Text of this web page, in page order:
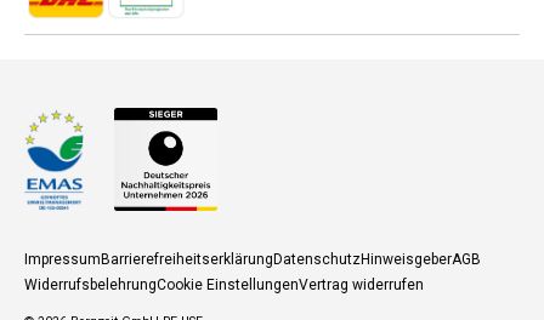
Zahlungsmethoden
ImpressumBarrierefreiheitserklärungDatenschutzHinweisgeberAGB
WiderrufsbelehrungCookie EinstellungenVertrag widerrufen